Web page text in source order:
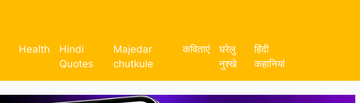
Health
Hindi
Quotes
Majedar
chutkule
कविताएं
घरेलु
नुश्खे
हिंदी
कहानियां